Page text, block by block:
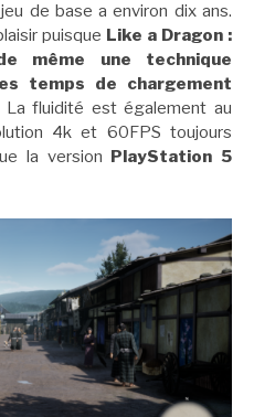
de base a environ dix ans.
puisque Like a Dragon :
même une technique
temps de chargement
La fluidité est également au
4k et 60FPS toujours
la version
PlayStation 5